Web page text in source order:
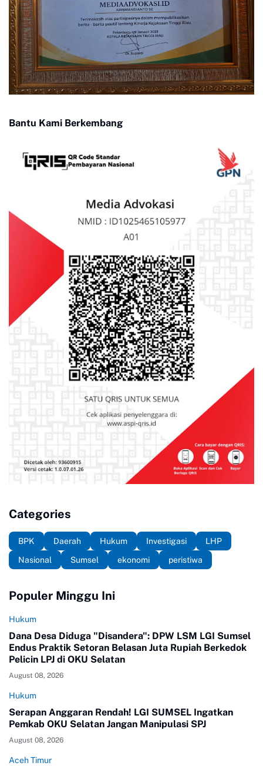
Bantu Kami Berkembang
Categories
BPK Daerah Hukum Investigasi
LHP
Nasional
Sumsel ekonomi peristiwa
Populer Minggu Ini
Hukum
Dana Desa Diduga "Disandera": DPW LSM LGI Sumsel
Endus Praktik Setoran Belasan Juta Rupiah Berkedok
Pelicin LPJ di OKU Selatan
August 08, 2026
Hukum
Serapan Anggaran Rendah! LGI SUMSEL Ingatkan
Pemkab OKU Selatan Jangan Manipulasi SPJ
August 08, 2026
Aceh Timur